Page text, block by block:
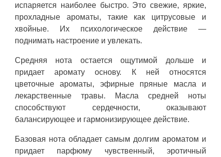
испаряется наиболее быстро. Это свежие, яркие,
прохладные ароматы, такие как цитрусовые и
хвойные. Их психологическое действие —
поднимать настроение и увлекать.
Средняя нота остается ощутимой дольше и
придает аромату основу. К ней относятся
цветочные ароматы, эфирные пряные масла и
лекарственные травы. Масла средней ноты
способствуют сердечности, оказывают
балансирующее и гармонизирующее действие.
Базовая нота обладает самым долгим ароматом и
придает парфюму чувственный, эротичный